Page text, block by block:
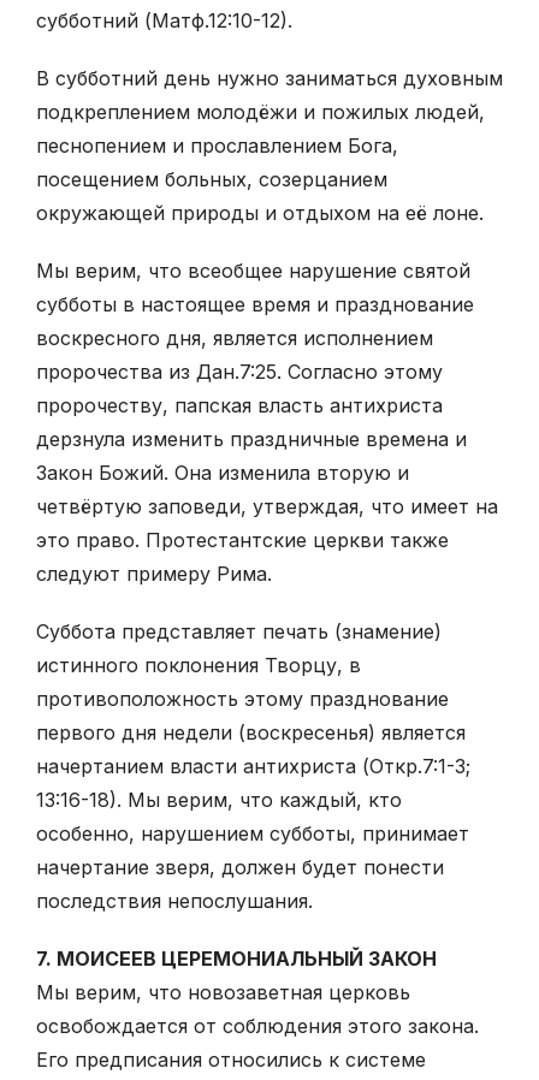
субботний (Матф.12:10-12).
В субботний день нужно заниматься духовным
подкреплением молодёжи и пожилых людей,
песнопением и прославлением Бога,
посещением больных, созерцанием
окружающей природы и отдыхом на её лоне.
Мы верим, что всеобщее нарушение святой
субботы в настоящее время и празднование
воскресного дня, является исполнением
пророчества из Дан.7:25. Согласно этому
пророчеству, папская власть антихриста
дерзнула изменить праздничные времена и
Закон Божий. Она изменила вторую и
четвёртую заповеди, утверждая, что имеет на
это право. Протестантские церкви также
следуют примеру Рима.
Суббота представляет печать (знамение)
истинного поклонения Творцу, в
противоположность этому празднование
первого дня недели (воскресенья) является
начертанием власти антихриста (Откр.7:1-3;
13:16-18). Мы верим, что каждый, кто
особенно, нарушением субботы, принимает
начертание зверя, должен будет понести
последствия непослушания.
7. МОИСЕЕВ ЦЕРЕМОНИАЛЬНЫЙ ЗАКОН
Мы верим, что новозаветная церковь
освобождается от соблюдения этого закона.
Его предписания относились к системе